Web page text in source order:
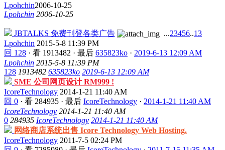
Lpohchin2006-10-25
Lpohchin 2006-10-25
JBTALKS 免费刊登各类广告 ...23456..13
Lpohchin 2015-5-8 11:39 PM
回 128 · 看 1913482 · 最后 635823ko · 2019-6-13 12:09 AM
Lpohchin 2015-5-8 11:39 PM
128 1913482 635823ko 2019-6-13 12:09 AM
SME 公司网页设计 RM999 !
IcoreTechnology 2014-1-21 11:40 AM
回 0 · 看 284935 · 最后 IcoreTechnology · 2014-1-21 11:40 AM
IcoreTechnology 2014-1-21 11:40 AM
0 284935 IcoreTechnology 2014-1-21 11:40 AM
网络商店系统出售 Icore Technology Web Hosting.
IcoreTechnology 2011-7-5 02:24 PM